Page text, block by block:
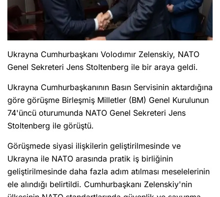
Ukrayna Cumhurbaşkanı Volodımır Zelenskiy, NATO
Genel Sekreteri Jens Stoltenberg ile bir araya geldi.
Ukrayna Cumhurbaşkanının Basın Servisinin aktardığına
göre görüşme Birleşmiş Milletler (BM) Genel Kurulunun
74'üncü oturumunda NATO Genel Sekreteri Jens
Stoltenberg ile görüştü.
Görüşmede siyasi ilişkilerin geliştirilmesinde ve
Ukrayna ile NATO arasında pratik iş birliğinin
geliştirilmesinde daha fazla adım atılması meselelerinin
ele alındığı belirtildi. Cumhurbaşkanı Zelenskiy'nin